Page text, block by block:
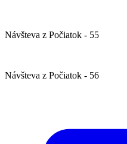
Návšteva z Počiatok - 55
Návšteva z Počiatok - 56